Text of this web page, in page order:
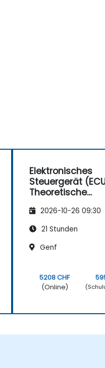
Elektronisches
Steuergerät
Theoretische
2026-10-26 09:30
21 Stunden
Genf
5208 CHF
(Online)